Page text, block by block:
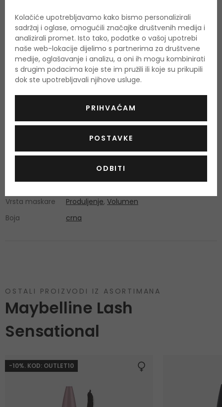
Sulfate, Disodium Edta, Myristic Acid, Tetrasodium Edta,
Pentaerythrityl Tetra-Di-T-Butyl Ydroxyhydrocinnamate,
Potassium Sorbate, Silica, Soluble Collagen, Bambusa Vulgaris
Extract, Trisodium Edta [+/- May Contain / Peut Contenir Ci
77491, Ci 77492, Ci 77499 / Iron Xides, Ci 77007 /
Carmine, Ci 77288 / Chromium Oxide Greens, Ci 77742 /
Popis sastojaka se može promijeniti. Savjetujemo vam da
uvijek provjerite popis sastojaka koji je naveden na kupljenom
proizvodu.
Vrsta maskare Produljenje, Volumen
Boja
crna
OSTALI PROIZVODI IZ ASORTIMANA
Maybelline Lash
Sensational
-10%. KOD: OUTLET10
Kolačiće upotrebljavamo kako bismo personalizirali
sadržaj i oglase, omogućili značajke društvenih medija i
analizirali promet. Isto tako, podatke o vašoj upotrebi
naše web-lokacije dijelimo s partnerima za društvene
medije, oglašavanje i analizu, a oni ih mogu kombinirati
s drugim podacima koje ste im pružili ili koje su prikupili
dok ste upotrebljavali njihove usluge.
PRIHVAĆAM
POSTAVKE
ODBITI